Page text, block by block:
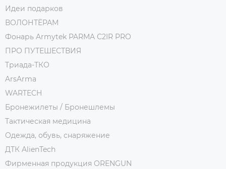
Идеи подарков
ВОЛОНТЁРАМ
Фонарь Armytek PARMA C2IR PRO
ПРО ПУТЕШЕСТВИЯ
Триада-ТКО
ArsArma
WARTECH
Бронежилеты / Бронешлемы
Тактическая медицина
Одежда, обувь, снаряжение
ДТК AlienTech
Фирменная продукция ORENGUN